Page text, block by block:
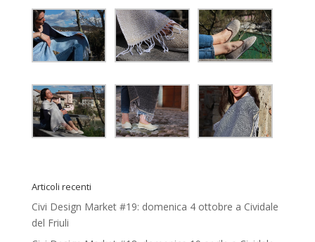
Articoli recenti
Civi Design Market #19: domenica 4 ottobre a Cividale
del Friuli